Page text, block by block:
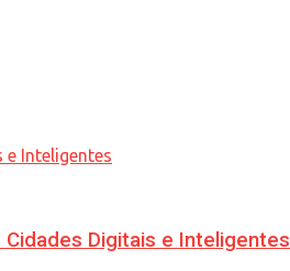
Digitais e Inteligentes